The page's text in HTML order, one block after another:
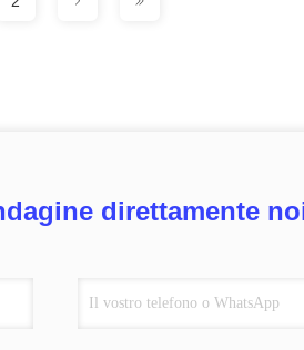
direttamente